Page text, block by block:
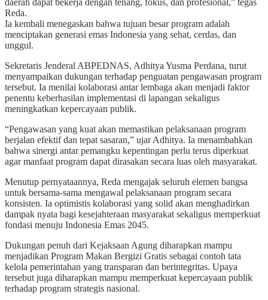
Reda.
Ia kembali menegaskan bahwa tujuan besar program adalah
menciptakan generasi emas Indonesia yang sehat, cerdas, dan
unggul.
Sekretaris Jenderal ABPEDNAS, Adhitya Yusma Perdana, turut
menyampaikan dukungan terhadap penguatan pengawasan program
tersebut. Ia menilai kolaborasi antar lembaga akan menjadi faktor
penentu keberhasilan implementasi di lapangan sekaligus
meningkatkan kepercayaan publik.
“Pengawasan yang kuat akan memastikan pelaksanaan program
berjalan efektif dan tepat sasaran,” ujar Adhitya. Ia menambahkan
bahwa sinergi antar pemangku kepentingan perlu terus diperkuat
agar manfaat program dapat dirasakan secara luas oleh masyarakat.
Menutup pernyataannya, Reda mengajak seluruh elemen bangsa
untuk bersama-sama mengawal pelaksanaan program secara
konsisten. Ia optimistis kolaborasi yang solid akan menghadirkan
dampak nyata bagi kesejahteraan masyarakat sekaligus memperkuat
fondasi menuju Indonesia Emas 2045.
Dukungan penuh dari Kejaksaan Agung diharapkan mampu
menjadikan Program Makan Bergizi Gratis sebagai contoh tata
kelola pemerintahan yang transparan dan berintegritas. Upaya
tersebut juga diharapkan mampu memperkuat kepercayaan publik
terhadap program strategis nasional.